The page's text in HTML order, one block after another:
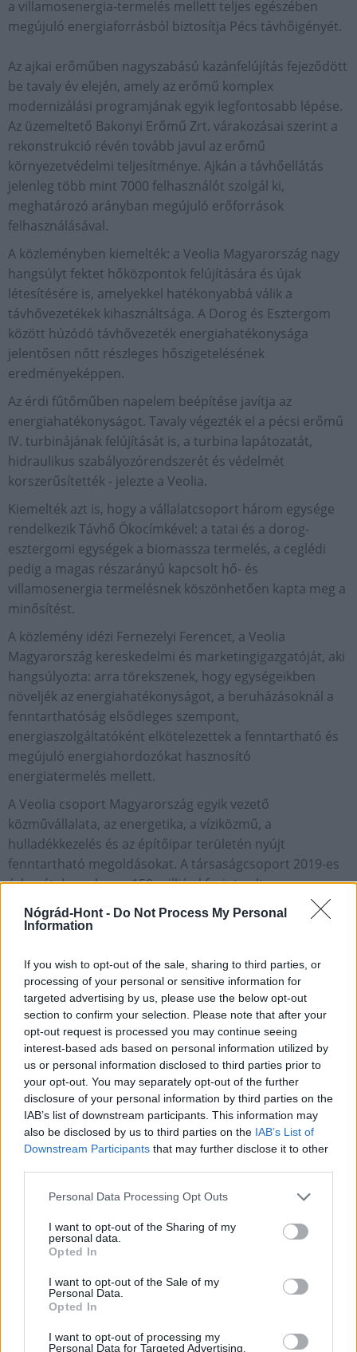
Nógrád-Hont - Do Not Process My Personal
Information
If you wish to opt-out of the sale, sharing to third parties, or
processing of your personal or sensitive information for
targeted advertising by us, please use the below opt-out
section to confirm your selection. Please note that after your
opt-out request is processed you may continue seeing
interest-based ads based on personal information utilized by
us or personal information disclosed to third parties prior to
your opt-out. You may separately opt-out of the further
disclosure of your personal information by third parties on the
IAB’s list of downstream participants. This information may
also be disclosed by us to third parties on the IAB’s List of
Downstream Participants that may further disclose it to other
Please note that this website/app uses one or more Google
not limited to your visit or usage behaviour. You may click to
grant or deny consent to Google and its third-party tags to
use your data for below specified purposes in below Google
consent section.
Personal Data Processing Opt Outs
I want to opt-out of the Sharing of my
personal data.
Opted In
I want to opt-out of the Sale of my
Personal Data.
Opted In
I want to opt-out of processing my
Personal Data for Targeted Advertising.
a villamosenergia-termelés mellett teljes egészében
megújuló energiaforrásból biztosítja Pécs távhőigényét.
Az ajkai erőműben nagyszabású kazánfelújítás fejeződött
be tavaly év elején, amely az erőmű komplex
modernizálási programjának egyik legfontosabb lépése.
Az üzemeltető Bakonyi Erőmű Zrt. várakozásai szerint a
rekonstrukció révén tovább javul az erőmű
környezetvédelmi teljesítménye. Ajkán a távhőellátás
jelenleg több mint 7000 felhasználót szolgál ki,
meghatározó arányban megújuló erőforrások
felhasználásával.
A közleményben kiemelték: a Veolia Magyarország nagy
hangsúlyt fektet hőközpontok felújítására és újak
létesítésére is, amelyekkel hatékonyabbá válik a
távhővezetékek kihasználtsága. A Dorog és Esztergom
között húzódó távhővezeték energiahatékonysága
jelentősen nőtt részleges hőszigetelésének
eredményeképpen.
Az érdi fűtőműben napelem beépítése javítja az
energiahatékonyságot. Tavaly végezték el a pécsi erőmű
IV. turbinájának felújítását is, a turbina lapátozatát,
hidraulikus szabályozórendszerét és védelmét
korszerűsítették - jelezte a Veolia.
Kiemelték azt is, hogy a vállalatcsoport három egysége
rendelkezik Távhő Ökocímkével: a tatai és a dorog-
esztergomi egységek a biomassza termelés, a ceglédi
pedig a magas részarányú kapcsolt hő- és
villamosenergia termelésnek köszönhetően kapta meg a
minősítést.
A közlemény idézi Fernezelyi Ferencet, a Veolia
Magyarország kereskedelmi és marketingigazgatóját, aki
hangsúlyozta: arra törekszenek, hogy egységeikben
növeljék az energiahatékonyságot, a beruházásoknál a
fenntarthatóság elsődleges szempont,
energiaszolgáltatóként elkötelezettek a fenntartható és
megújuló energiahordozókat hasznosító
energiatermelés mellett.
A Veolia csoport Magyarország egyik vezető
közművállalata, az energetika, a víziközmű, a
hulladékkezelés és az építőipar területén nyújt
fenntartható megoldásokat. A társaságcsoport 2019-es
árbevétele csaknem 150 milliárd forint volt,
munkavállalóinak létszáma megközelíti a 3000 főt.
MAGYAR ÉPÍTŐK
Aktuális